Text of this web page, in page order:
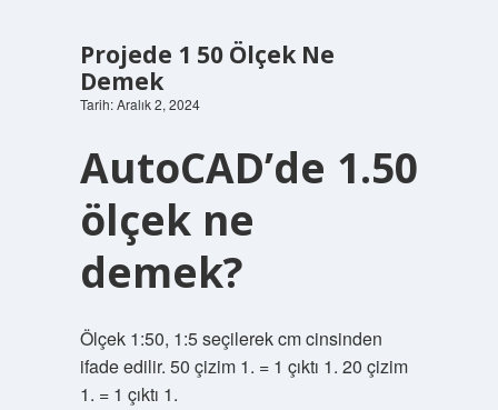
Projede 1 50 Ölçek Ne
Demek
Tarih: Aralık 2, 2024
AutoCAD’de 1.50
ölçek ne
demek?
Ölçek 1:50, 1:5 seçilerek cm cinsinden
ifade edilir. 50 çizim 1. = 1 çıktı 1. 20 çizim
1. = 1 çıktı 1.